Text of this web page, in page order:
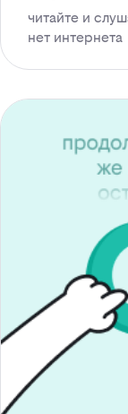
читайте и
нет интернета